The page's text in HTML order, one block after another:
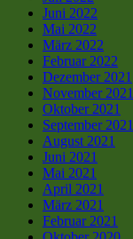
Juni 2022
Mai 2022
März 2022
Februar 2022
Dezember 2021
November 2021
Oktober 2021
September 2021
August 2021
Juni 2021
Mai 2021
April 2021
März 2021
Februar 2021